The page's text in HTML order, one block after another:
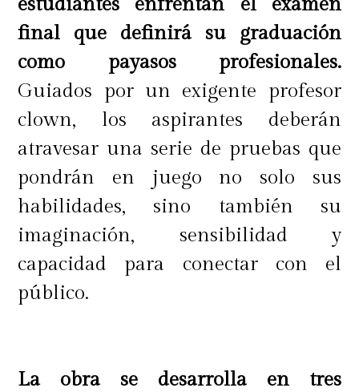
final que definirá su graduación
como payasos profesionales.
Guiados por un exigente profesor
clown, los aspirantes deberán
atravesar una serie de pruebas que
pondrán en juego no solo sus
habilidades, sino también su
imaginación, sensibilidad y
capacidad para conectar con el
público.
La obra se desarrolla en tres